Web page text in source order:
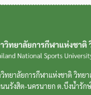
ทยาลัยการกีฬาแห่งชาติ วิทยา
นรังสิต-นครนายก ต.บึงน้ำรั